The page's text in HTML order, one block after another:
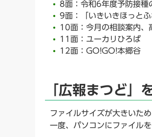
8面：令和6年度予防接種
9面：「いきいきほっと
10面：今月の相談案内、
11面：ユーカリひろば
12面：GO!GO!本郷谷
「広報まつど」
ファイルサイズが大きいた
一度、パソコンにファイル